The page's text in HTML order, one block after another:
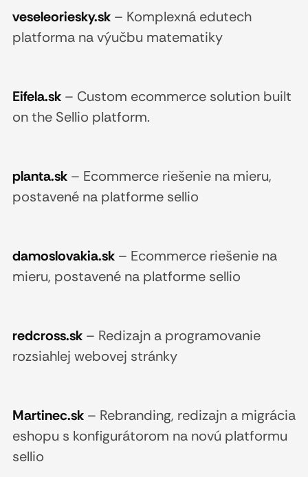
veseleoriesky.sk– Komplexná edutech
platforma na výučbu matematiky
Eifela.sk– Custom ecommerce solution built
on the Sellio platform.
planta.sk– Ecommerce riešenie na mieru,
postavené na platforme sellio
damoslovakia.sk– Ecommerce riešenie na
mieru, postavené na platforme sellio
redcross.sk– Redizajn a programovanie
rozsiahlej webovej stránky
Martinec.sk– Rebranding, redizajn a migrácia
eshopu s konfigurátorom na novú platformu
sellio